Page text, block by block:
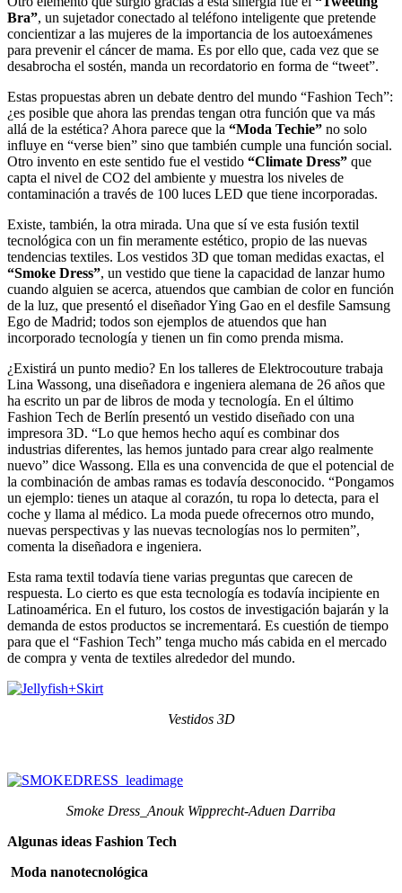
Bra”, un sujetador conectado al teléfono inteligente que pretende
concientizar a las mujeres de la importancia de los autoexámenes
para prevenir el cáncer de mama. Es por ello que, cada vez que se
desabrocha el sostén, manda un recordatorio en forma de “tweet”.
Estas propuestas abren un debate dentro del mundo “Fashion Tech”:
¿es posible que ahora las prendas tengan otra función que va más
allá de la estética? Ahora parece que la “Moda Techie” no solo
influye en “verse bien” sino que también cumple una función social.
Otro invento en este sentido fue el vestido “Climate Dress” que
capta el nivel de CO2 del ambiente y muestra los niveles de
contaminación a través de 100 luces LED que tiene incorporadas.
Existe, también, la otra mirada. Una que sí ve esta fusión textil
tecnológica con un fin meramente estético, propio de las nuevas
tendencias textiles. Los vestidos 3D que toman medidas exactas, el
“Smoke Dress”, un vestido que tiene la capacidad de lanzar humo
cuando alguien se acerca, atuendos que cambian de color en función
de la luz, que presentó el diseñador Ying Gao en el desfile Samsung
Ego de Madrid; todos son ejemplos de atuendos que han
incorporado tecnología y tienen un fin como prenda misma.
¿Existirá un punto medio? En los talleres de Elektrocouture trabaja
Lina Wassong, una diseñadora e ingeniera alemana de 26 años que
ha escrito un par de libros de moda y tecnología. En el último
Fashion Tech de Berlín presentó un vestido diseñado con una
impresora 3D. “Lo que hemos hecho aquí es combinar dos
industrias diferentes, las hemos juntado para crear algo realmente
nuevo” dice Wassong. Ella es una convencida de que el potencial de
la combinación de ambas ramas es todavía desconocido. “Pongamos
un ejemplo: tienes un ataque al corazón, tu ropa lo detecta, para el
coche y llama al médico. La moda puede ofrecernos otro mundo,
nuevas perspectivas y las nuevas tecnologías nos lo permiten”,
comenta la diseñadora e ingeniera.
Esta rama textil todavía tiene varias preguntas que carecen de
respuesta. Lo cierto es que esta tecnología es todavía incipiente en
Latinoamérica. En el futuro, los costos de investigación bajarán y la
demanda de estos productos se incrementará. Es cuestión de tiempo
para que el “Fashion Tech” tenga mucho más cabida en el mercado
de compra y venta de textiles alrededor del mundo.
Vestidos 3D
Smoke Dress_Anouk Wipprecht-Aduen Darriba
Algunas ideas Fashion Tech
Moda nanotecnológica